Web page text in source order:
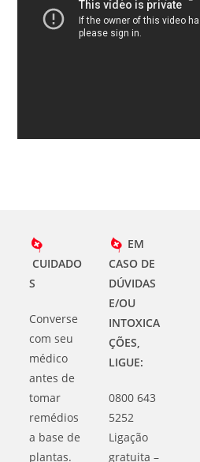
vídeo
CUIDADO
S
Converse
com seu
médico
antes de
tomar
remédios
a base de
plantas.
EM
CASO DE
DÚVIDAS
E/OU
INTOXICA
ÇÕES,
LIGUE:
0800 643
5252
Ligação
gratuita –